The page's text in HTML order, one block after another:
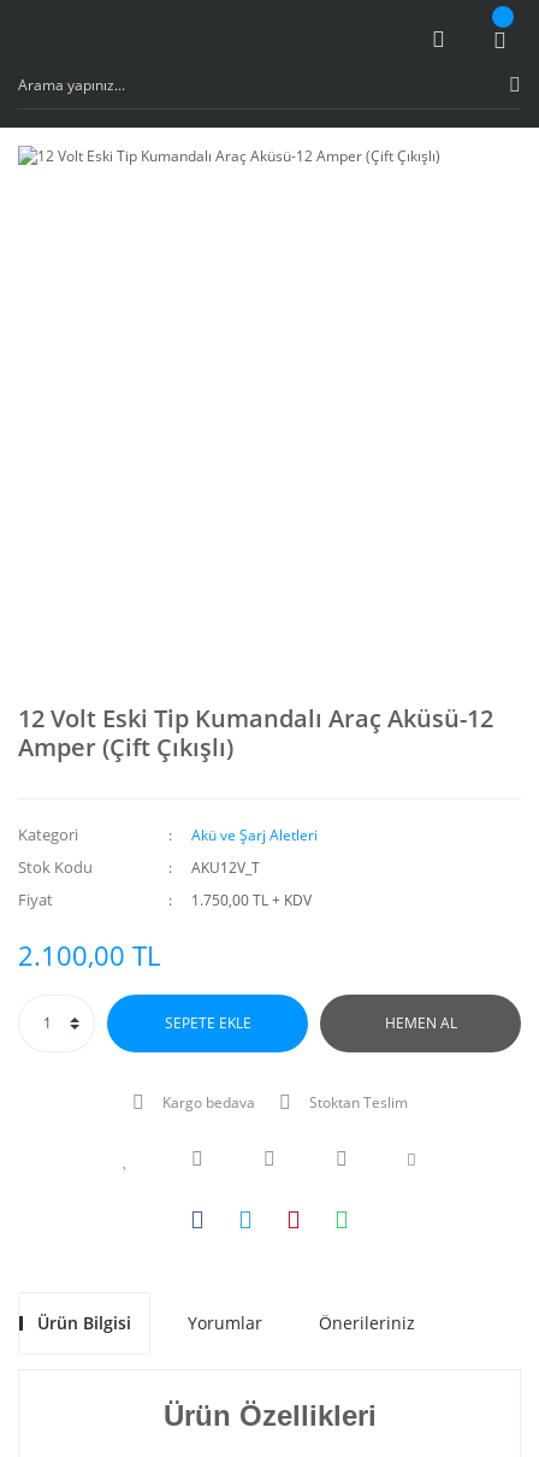
12 Volt Eski Tip Kumandalı Araç Aküsü-12
Amper (Çift Çıkışlı)
Kategori Akü ve Şarj Aletleri
Stok Kodu AKU12V_T
Fiyat 1.750,00 TL + KDV
2.100,00 TL
SEPETE EKLE HEMEN AL
Kargo bedava Stoktan Teslim
Ürün Bilgisi Yorumlar Önerileriniz
Ürün Özellikleri